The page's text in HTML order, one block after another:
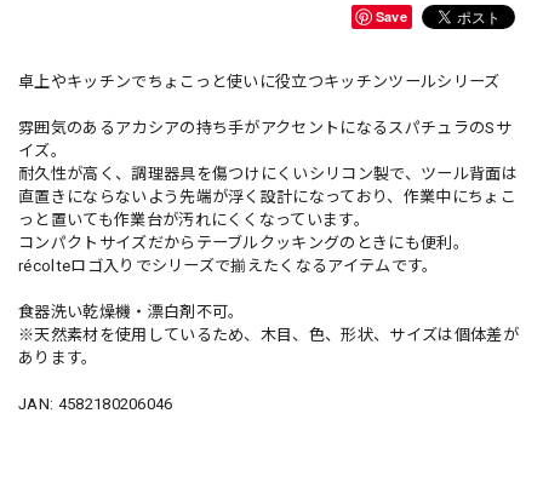
Save
卓上やキッチンでちょこっと使いに役立つキッチンツールシリーズ
雰囲気のあるアカシアの持ち手がアクセントになるスパチュラのSサ
イズ。
耐久性が高く、調理器具を傷つけにくいシリコン製で、ツール背面は
直置きにならないよう先端が浮く設計になっており、作業中にちょこ
っと置いても作業台が汚れにくくなっています。
コンパクトサイズだからテーブルクッキングのときにも便利。
récolteロゴ入りでシリーズで揃えたくなるアイテムです。
食器洗い乾燥機・漂白剤不可。
※天然素材を使用しているため、木目、色、形状、サイズは個体差が
あります。
JAN: 4582180206046